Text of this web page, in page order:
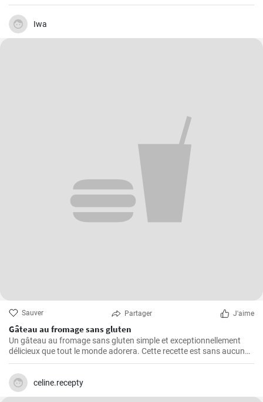
depuis des années dans ma propre cuisine et j'ai fait de petits
ajustements au fil du temps pour le perfectionner. Je suis très
heureux de le partager ici avec vous.
Iwa
Sauver Partager J'aime
Gâteau au fromage sans gluten
Un gâteau au fromage sans gluten simple et exceptionnellement
délicieux que tout le monde adorera. Cette recette est sans aucun
doute le meilleur gâteau au fromage sans gluten que vous ayez
jamais goûté!
celine.recepty